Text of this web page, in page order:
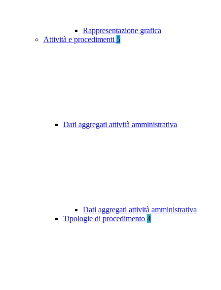
Rappresentazione grafica
Attività e procedimenti 5
Dati aggregati attività amministrativa
Dati aggregati attività amministrativa
Tipologie di procedimento 4